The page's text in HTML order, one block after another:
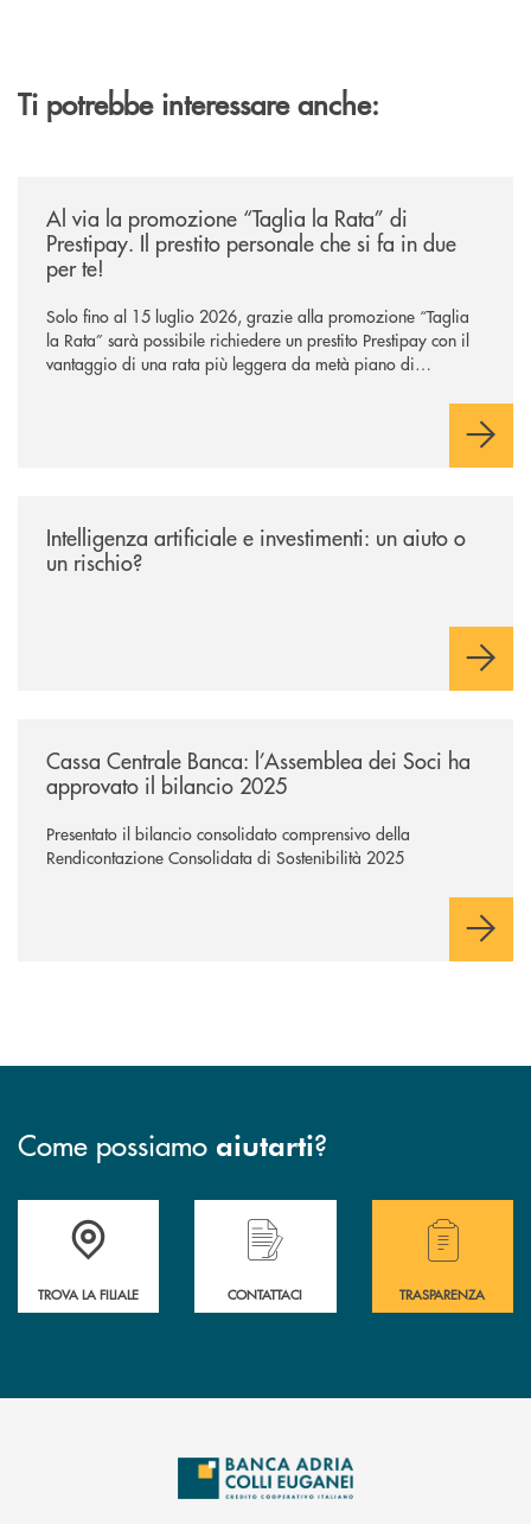
Ti potrebbe interessare anche:
Al via la promozione “Taglia la Rata” di
Prestipay. Il prestito personale che si fa in due
per te!
Solo fino al 15 luglio 2026, grazie alla promozione “Taglia
la Rata” sarà possibile richiedere un prestito Prestipay con il
vantaggio di una rata più leggera da metà piano di
Intelligenza artificiale e investimenti: un aiuto o
un rischio?
Cassa Centrale Banca: l’Assemblea dei Soci ha
approvato il bilancio 2025
Presentato il bilancio consolidato comprensivo della
Rendicontazione Consolidata di Sostenibilità 2025
Come possiamo aiutarti?
Accedi all' elenco completo delle filiali .
TROVA LA FILIALE
Hai bisogno di assistenza immediata?
CONTATTACI
Hai bisogno di
TRASPARENZA